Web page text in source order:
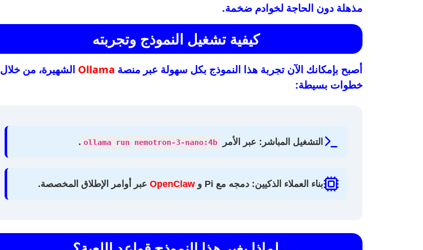
مذهلة دون الحاجة لخوادم ضخمة.
كيفية تشغيل النموذج وتجربته
أصبح بإمكانك الآن تجربة هذا النموذج بكل سهولة عبر منصة Ollama الشهيرة، من خلال
خطوات بسيطة:
التشغيل المباشر: عبر الأمر ollama run nemotron-3-nano:4b
.
بناء العملاء الذكيين: دمجه مع Pi و OpenClaw عبر أوامر الإطلاق المخصصة.